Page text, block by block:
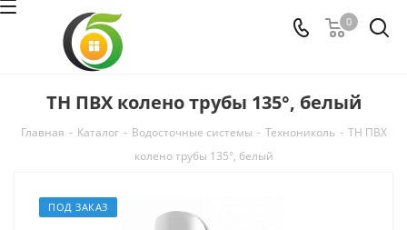
0
ТН ПВХ колено трубы 135°, белый
Главная - Каталог - Водосточные системы - Технониколь - ТН ПВХ
колено трубы 135°, белый
ПОД ЗАКАЗ